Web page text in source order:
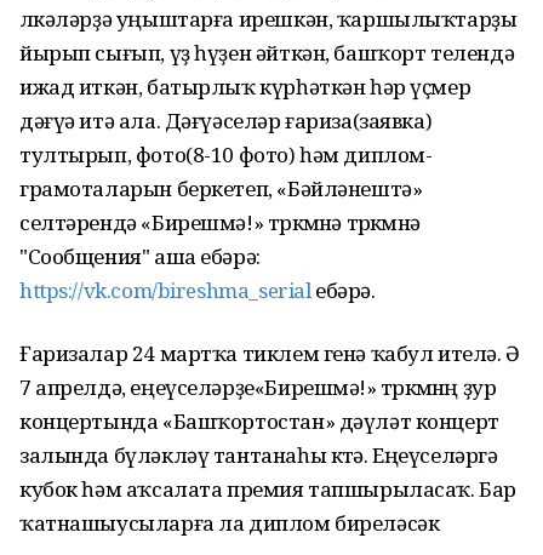
өлкәләрҙә уңыштарға ирешкән, ҡаршылыҡтарҙы
йырып сығып, үҙ һүҙен әйткән, башҡорт телендә
ижад иткән, батырлыҡ күрһәткән һәр үҫмер
дәғүә итә ала. Дәғүәселәр ғариза(заявка)
тултырып, фото(8-10 фото) һәм диплом-
грамоталарын беркетеп, «Бәйләнештә»
селтәрендә «Бирешмә!» төркөмөнә төркөмөнә
"Сообщения" аша ебәрә:
https://vk.com/bireshma_serialебәрә.
Ғаризалар 24 мартҡа тиклем генә ҡабул ителә. Ә
7 апрелдә, еңеүселәрҙе«Бирешмә!» төркөмөнөң ҙур
концертында «Башҡортостан» дәүләт концерт
залында бүләкләү тантанаһы көтә. Еңеүселәргә
кубок һәм аҡсалата премия тапшырыласаҡ. Бар
ҡатнашыусыларға ла диплом биреләсәк